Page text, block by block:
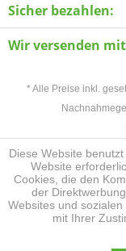
Sicher bezahlen:
Wir versenden
* Alle Preise inkl.
Diese Website
Website
Cookies, die den
der
Websites und
mit Ihrer